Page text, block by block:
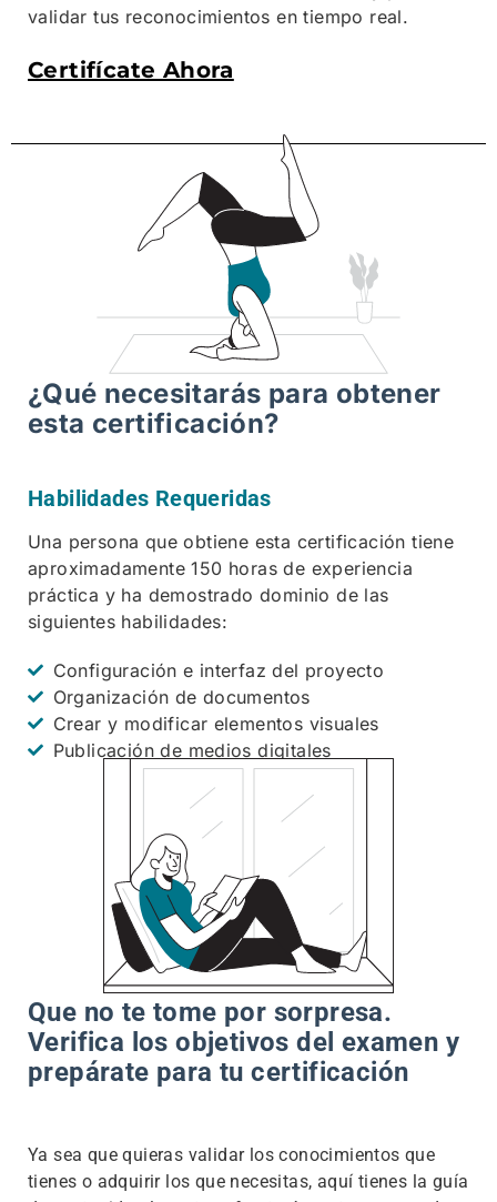
validar tus reconocimientos en tiempo real.
Certifícate Ahora
¿Qué necesitarás para obtener
esta certificación?
Habilidades Requeridas
Una persona que obtiene esta certificación tiene
aproximadamente 150 horas de experiencia
práctica y ha demostrado dominio de las
siguientes habilidades:
Configuración e interfaz del proyecto
Organización de documentos
Crear y modificar elementos visuales
Publicación de medios digitales
Que no te tome por sorpresa.
Verifica los objetivos del examen y
prepárate para tu certificación
Ya sea que quieras validar los conocimientos que
tienes o adquirir los que necesitas, aquí tienes la guía